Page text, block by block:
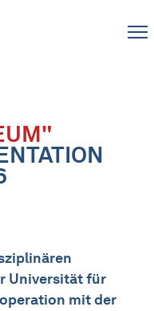
Universität für
mit der